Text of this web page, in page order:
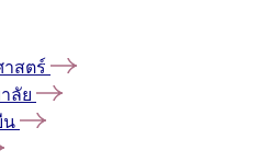
สตร์
ลัย
น